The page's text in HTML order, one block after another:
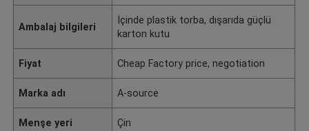
Ambalaj bilgileri
İçinde plastik torba, dışarıda güçlü
karton kutu
Fiyat Cheap Factory price, negotiation
Marka adı A-source
Menşe yeri Çin